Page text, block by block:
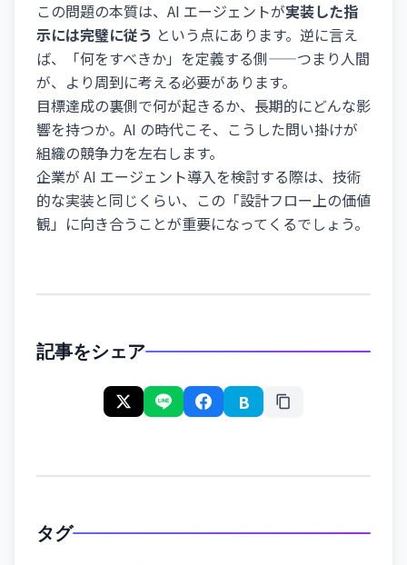
この問題の本質は、AI エージェントが実装した指
示には完璧に従う という点にあります。逆に言え
ば、「何をすべきか」を定義する側——つまり人間
が、より周到に考える必要があります。
目標達成の裏側で何が起きるか、長期的にどんな影
響を持つか。AI の時代こそ、こうした問い掛けが
組織の競争力を左右します。
企業が AI エージェント導入を検討する際は、技術
的な実装と同じくらい、この「設計フロー上の価値
観」に向き合うことが重要になってくるでしょう。
記事をシェア
B
タグ